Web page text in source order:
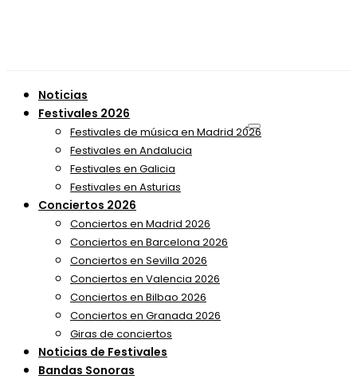
Noticias
Festivales 2026
Festivales de música en Madrid 2026
Festivales en Andalucia
Festivales en Galicia
Festivales en Asturias
Conciertos 2026
Conciertos en Madrid 2026
Conciertos en Barcelona 2026
Conciertos en Sevilla 2026
Conciertos en Valencia 2026
Conciertos en Bilbao 2026
Conciertos en Granada 2026
Giras de conciertos
Noticias de Festivales
Bandas Sonoras